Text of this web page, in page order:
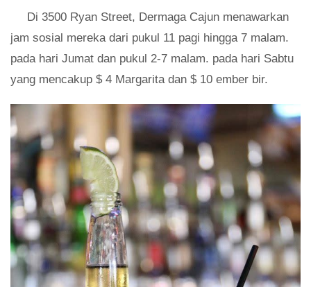
Di 3500 Ryan Street, Dermaga Cajun menawarkan
jam sosial mereka dari pukul 11 ​​pagi hingga 7 malam.
pada hari Jumat dan pukul 2-7 malam. pada hari Sabtu
yang mencakup $ 4 Margarita dan $ 10 ember bir.